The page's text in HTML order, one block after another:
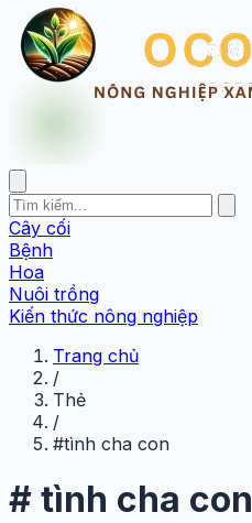
Cây cối
Bệnh
Hoa
Nuôi trồng
Kiến thức nông nghiệp
Trang chủ
/
Thẻ
/
#tình cha con
# tình cha con